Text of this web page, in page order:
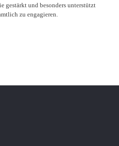
gestärkt und besonders unterstützt
zu engagieren.